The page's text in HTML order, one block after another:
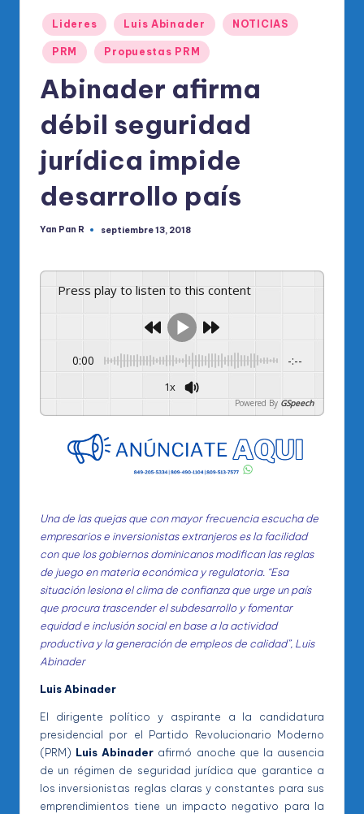
di
ci
al
P
Publicado
en
Lideres Luis Abinader NOTICIAS
PRM Propuestas PRM
Abinader afirma
débil seguridad
jurídica impide
desarrollo país
Publicado
Yan Pan R septiembre 13, 2018
Press play to listen to this content
0:00 -:--
1x
Powered By GSpeech
Una de las quejas que con mayor frecuencia escucha de
empresarios e inversionistas extranjeros es la facilidad
con que los gobiernos dominicanos modifican las reglas
de juego en materia económica y regulatoria. “Esa
situación lesiona el clima de confianza que urge un país
que procura trascender el subdesarrollo y fomentar
equidad e inclusión social en base a la actividad
productiva y la generación de empleos de calidad”, Luis
Abinader
Luis Abinader
El dirigente político y aspirante a la candidatura
presidencial por el Partido Revolucionario Moderno
(PRM) Luis Abinader afirmó anoche que la ausencia
de un régimen de seguridad jurídica que garantice a
los inversionistas reglas claras y constantes para sus
emprendimientos tiene un impacto negativo para la